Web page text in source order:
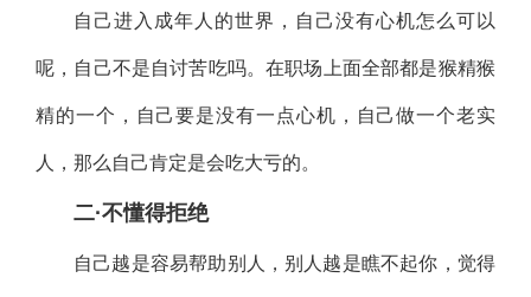
自己进入成年人的世界，自己没有心机怎么可以
呢，自己不是自讨苦吃吗。在职场上面全部都是猴精猴
精的一个，自己要是没有一点心机，自己做一个老实
人，那么自己肯定是会吃大亏的。
二·不懂得拒绝
自己越是容易帮助别人，别人越是瞧不起你，觉得